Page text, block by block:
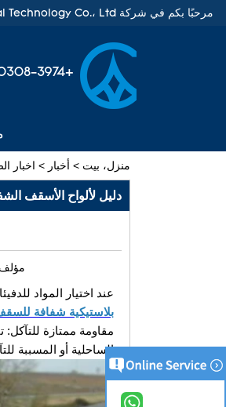
مرحبًا بكم في شركة Foshan ZXC New Material Technology Co.، Ltd.
+86-137-0308-3974
منزل، بيت > أخبار > اخبار
اتصل الآن
دليل لألواح الأسقف
عند اختيار المواد
بلاستيكية شفافة
مقاومة ممتازة للتآكل:
الساحلية أو المسببة